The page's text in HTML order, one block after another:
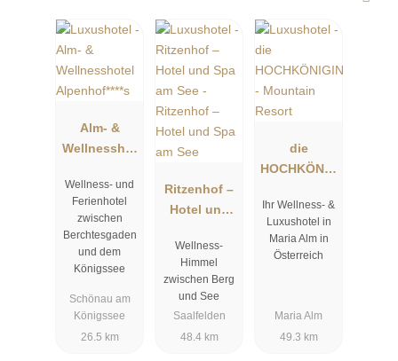
Alm- &
Wellnesshot
Alpenhof****
s
Wellness- und
Ferienhotel
zwischen
Berchtesgaden
und dem
Königssee
Schönau am
Königssee
26.5 km
Ritzenhof –
Hotel und
Wellness-
Himmel
zwischen Berg
und See
Saalfelden
48.4 km
die
HOCHKÖNIG
Mountain
Resort
Ihr Wellness- &
Luxushotel in
Maria Alm in
Österreich
Maria Alm
49.3 km